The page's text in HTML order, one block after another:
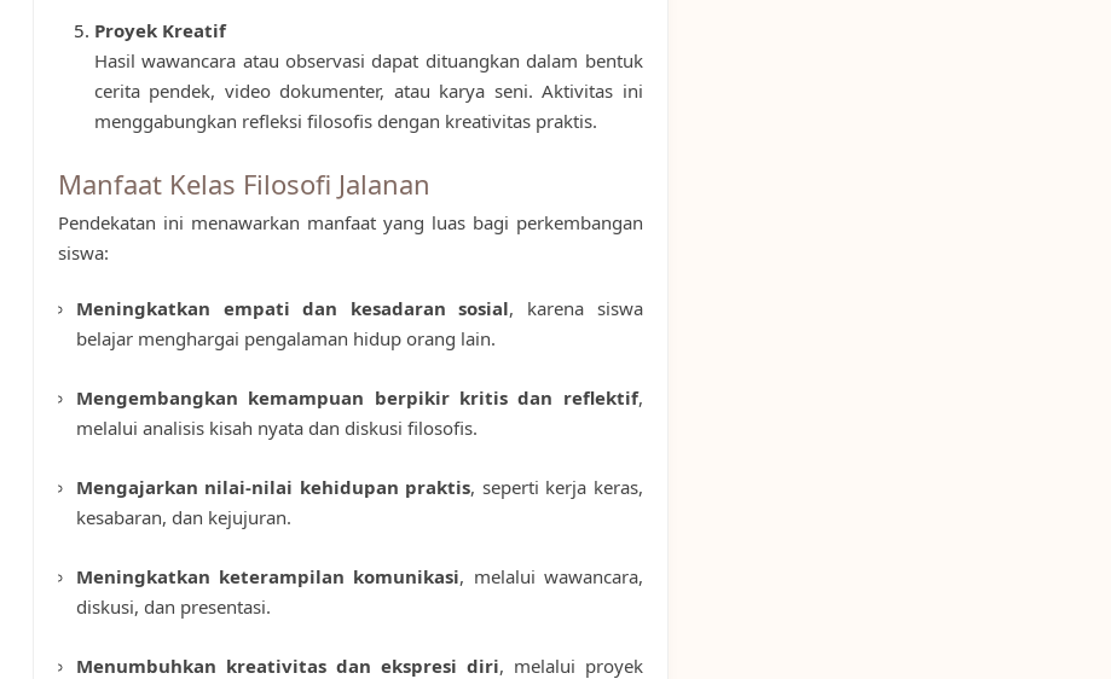
Proyek Kreatif
Hasil wawancara atau observasi dapat dituangkan dalam bentuk
cerita pendek, video dokumenter, atau karya seni. Aktivitas ini
menggabungkan refleksi filosofis dengan kreativitas praktis.
Manfaat Kelas Filosofi Jalanan
Pendekatan ini menawarkan manfaat yang luas bagi perkembangan
siswa:
Meningkatkan empati dan kesadaran sosial, karena siswa
belajar menghargai pengalaman hidup orang lain.
Mengembangkan kemampuan berpikir kritis dan reflektif,
melalui analisis kisah nyata dan diskusi filosofis.
Mengajarkan nilai-nilai kehidupan praktis, seperti kerja keras,
kesabaran, dan kejujuran.
Meningkatkan keterampilan komunikasi, melalui wawancara,
diskusi, dan presentasi.
Menumbuhkan kreativitas dan ekspresi diri, melalui proyek